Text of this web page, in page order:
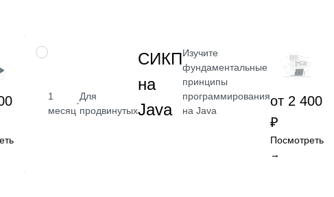
НАВЫК
1
месяц
·
Для
продвинутых
СИКП
на
Java
Изучите
фундаментальные
принципы
программирования
на Java
от 2 400
₽
Посмотреть
→